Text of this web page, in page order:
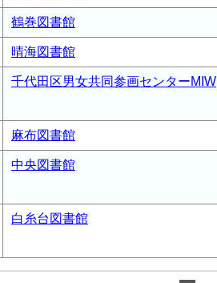
鶴巻図書館
晴海図書館
千代田区男女共同参画センターMIW
麻布図書館
中央図書館
白糸台図書館